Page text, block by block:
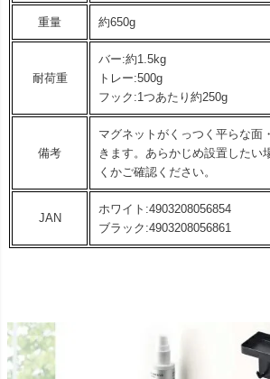
重量 約650g
耐荷重
バー:約1.5kg
トレー:500g
フック:1つあたり約250g
備考
マグネットがくっつく平らな面
きます。あらかじめ設置したい
くかご確認ください。
JAN
ホワイト:4903208056854
ブラック:4903208056861